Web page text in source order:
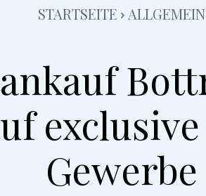
STARTSEITE ALLGEMEIN
Gewerbe